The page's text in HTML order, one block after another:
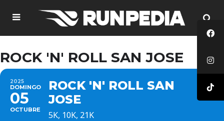
ROCK 'N' ROLL SAN JOSE
2025
DOMINGO
05
OCTUBRE
ROCK 'N' ROLL SAN
JOSE
5K, 10K, 21K